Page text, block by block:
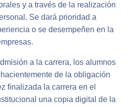
y a través de la realización
Se dará prioridad a
o se desempeñen en la
a la carrera, los alumnos
de la obligación
finalizada la carrera en el
una copia digital de la